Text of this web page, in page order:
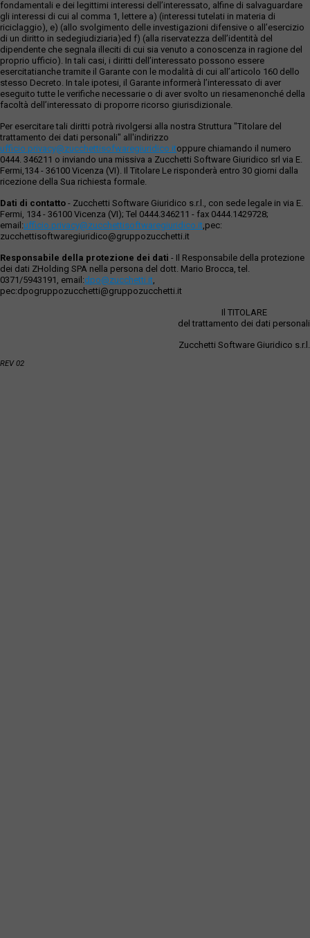
fondamentali e dei legittimi interessi dell’interessato, alfine di salvaguardare
gli interessi di cui al comma 1, lettere a) (interessi tutelati in materia di
riciclaggio), e) (allo svolgimento delle investigazioni difensive o all’esercizio
di un diritto in sedegiudiziaria)ed f) (alla riservatezza dell’identità del
dipendente che segnala illeciti di cui sia venuto a conoscenza in ragione del
proprio ufficio). In tali casi, i diritti dell’interessato possono essere
esercitatianche tramite il Garante con le modalità di cui all’articolo 160 dello
stesso Decreto. In tale ipotesi, il Garante informerà l’interessato di aver
eseguito tutte le verifiche necessarie o di aver svolto un riesamenonché della
facoltà dell’interessato di proporre ricorso giurisdizionale.
Per esercitare tali diritti potrà rivolgersi alla nostra Struttura "Titolare del
trattamento dei dati personali" all'indirizzo
ufficio.privacy@zucchettisofwaregiuridico.itoppure chiamando il numero
0444. 346211 o inviando una missiva a Zucchetti Software Giuridico srl via E.
Fermi,134 - 36100 Vicenza (VI). Il Titolare Le risponderà entro 30 giorni dalla
ricezione della Sua richiesta formale.
Dati di contatto - Zucchetti Software Giuridico s.r.l., con sede legale in via E.
Fermi, 134 - 36100 Vicenza (VI); Tel 0444.346211 - fax 0444.1429728;
email:ufficio.privacy@zucchettisoftwaregiuridico.it,pec:
zucchettisoftwaregiuridico@gruppozucchetti.it
Responsabile della protezione dei dati - Il Responsabile della protezione
dei dati ZHolding SPA nella persona del dott. Mario Brocca, tel.
0371/5943191, email:dpo@zucchetti.it,
pec:dpogruppozucchetti@gruppozucchetti.it
Il TITOLARE
del trattamento dei dati personali
Zucchetti Software Giuridico s.r.l.
REV 02